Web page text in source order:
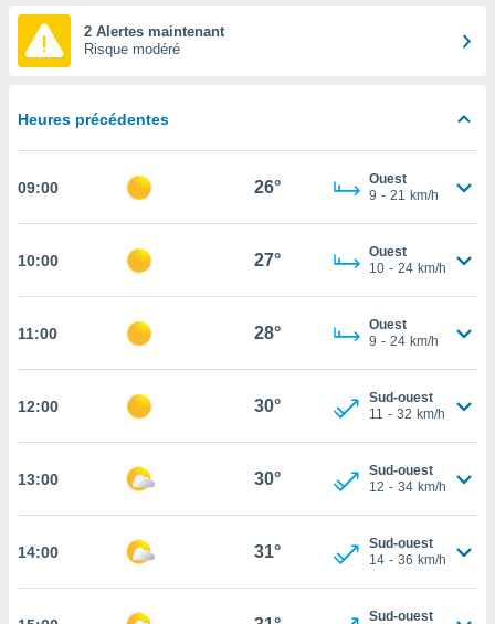
les
des
par le
de
des
sur
et
ET
2 Alertes maintenant
Risque modéré
Heures précédentes
09:00 26°
Ouest
9 - 21 km/h
10:00 27°
Ouest
10 - 24 km/h
11:00 28°
Ouest
9 - 24 km/h
12:00 30°
Sud-ouest
11 - 32 km/h
13:00 30°
Sud-ouest
12 - 34 km/h
14:00 31°
Sud-ouest
14 - 36 km/h
Sud-ouest